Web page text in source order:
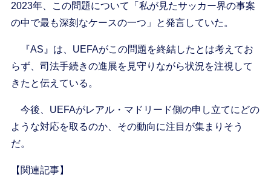
2023年、この問題について「私が見たサッカー界の事案
の中で最も深刻なケースの一つ」と発言していた。
『AS』は、UEFAがこの問題を終結したとは考えてお
らず、司法手続きの進展を見守りながら状況を注視して
きたと伝えている。
今後、UEFAがレアル・マドリード側の申し立てにどの
ような対応を取るのか、その動向に注目が集まりそう
だ。
【関連記事】